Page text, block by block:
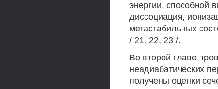
энергии, способной
диссоциация,
метастабильных
/ 21, 22, 23 /.
Во второй главе
неадиабатических
получены оценки